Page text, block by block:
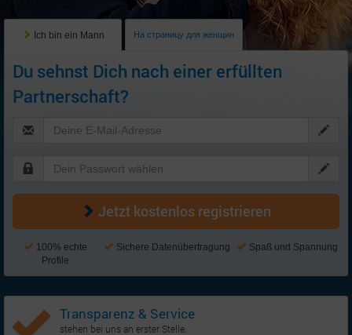
Ich bin ein Mann На страницу для женщин
Du sehnst Dich nach einer erfüllten
Partnerschaft?
Jetzt kostenlos registrieren
100% echte
Profile
Sichere Datenübertragung Spaß und Spannung
Transparenz & Service
stehen bei uns an erster Stelle.